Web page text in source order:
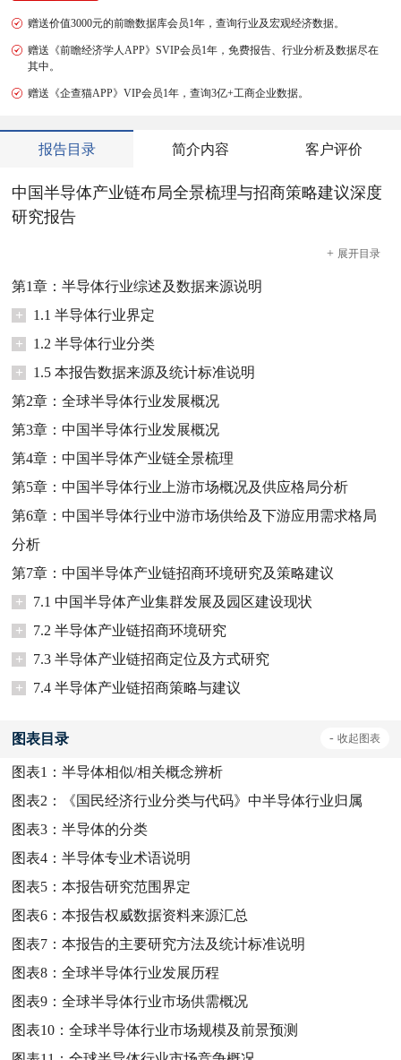
赠送价值3000元的前瞻数据库会员1年，查询行业及宏观经济数据。
赠送《前瞻经济学人APP》SVIP会员1年，免费报告、行业分析及数据尽在
其中。
赠送《企查猫APP》VIP会员1年，查询3亿+工商企业数据。
报告目录 简介内容 客户评价
中国半导体产业链布局全景梳理与招商策略建议深度
研究报告
+ 展开目录
第1章：半导体行业综述及数据来源说明
+
1.1 半导体行业界定
+
1.2 半导体行业分类
+
1.5 本报告数据来源及统计标准说明
第2章：全球半导体行业发展概况
第3章：中国半导体行业发展概况
第4章：中国半导体产业链全景梳理
第5章：中国半导体行业上游市场概况及供应格局分析
第6章：中国半导体行业中游市场供给及下游应用需求格局
分析
第7章：中国半导体产业链招商环境研究及策略建议
+
7.1 中国半导体产业集群发展及园区建设现状
+
7.2 半导体产业链招商环境研究
+
7.3 半导体产业链招商定位及方式研究
+
7.4 半导体产业链招商策略与建议
图表目录 - 收起图表
图表1：半导体相似/相关概念辨析
图表2：
《国民经济行业分类与代码》中半导体行业归属
图表3：半导体的分类
图表4：半导体专业术语说明
图表5：本报告研究范围界定
图表6：本报告权威数据资料来源汇总
图表7：本报告的主要研究方法及统计标准说明
图表8：全球半导体行业发展历程
图表9：全球半导体行业市场供需概况
图表10：全球半导体行业市场规模及前景预测